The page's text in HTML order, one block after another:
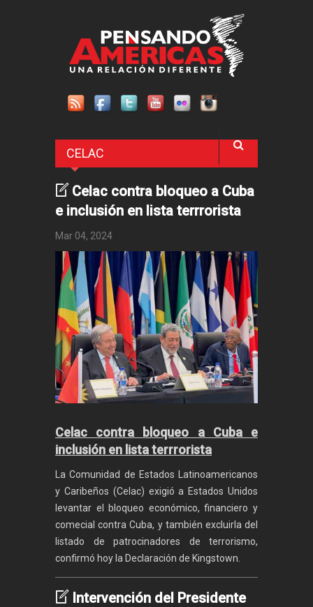
CELAC
Celac contra bloqueo a Cuba
e inclusión en lista terrrorista
Mar 04, 2024
Celac contra bloqueo a Cuba e
inclusión en lista terrrorista
La Comunidad de Estados Latinoamericanos
y Caribeños (Celac) exigió a Estados Unidos
levantar el bloqueo económico, financiero y
comecial contra Cuba, y también excluirla del
listado de patrocinadores de terrorismo,
confirmó hoy la Declaración de Kingstown.
Intervención del Presidente